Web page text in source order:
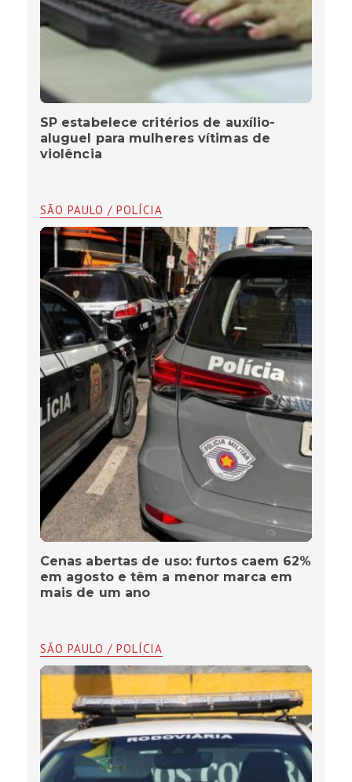
SP estabelece critérios de auxílio-
aluguel para mulheres vítimas de
violência
SÃO PAULO / POLÍCIA
Cenas abertas de uso: furtos caem 62%
em agosto e têm a menor marca em
mais de um ano
SÃO PAULO / POLÍCIA